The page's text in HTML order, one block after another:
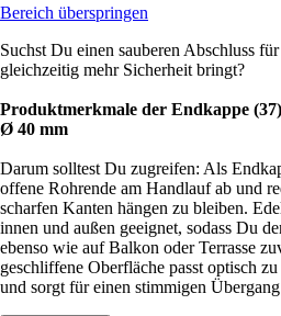
Bereich überspringen
Suchst Du einen sauberen Abschluss
gleichzeitig mehr Sicherheit bringt?
Produktmerkmale der Endkappe
Ø 40 mm
Darum solltest Du zugreifen: Als
offene Rohrende am Handlauf ab und
scharfen Kanten hängen zu bleiben.
innen und außen geeignet, sodass Du
ebenso wie auf Balkon oder Terrasse
geschliffene Oberfläche passt optisch
und sorgt für einen stimmigen